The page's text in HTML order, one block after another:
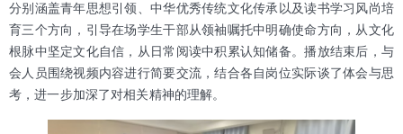
分别涵盖青年思想引领、中华优秀传统文化传承以及读书学习风尚培
育三个方向，引导在场学生干部从领袖嘱托中明确使命方向，从文化
根脉中坚定文化自信，从日常阅读中积累认知储备。播放结束后，与
会人员围绕视频内容进行简要交流，结合各自岗位实际谈了体会与思
考，进一步加深了对相关精神的理解。